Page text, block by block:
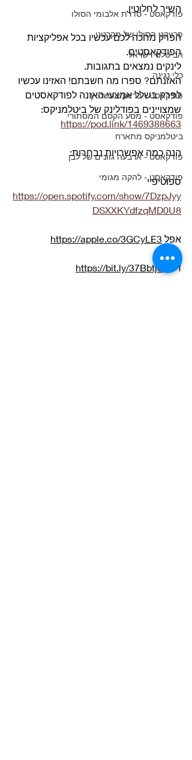
פודקאסט - סדרת אלבומי הסולו
פרויקט הסולו של מקרטני
הביטלס וישראל
כלי נגינה
פודקאסט - בריאן אפשטיין
פודקאסט - מסע הקסם המסתורי
ביטלמניקס מתארח
פודקאסט - ארבעה גוונים של לבן
פודקאסט - להקה מגומי
השיר לחלוטין.
הפרק מחכה לכם עכשיו בכל אפליקציות
הפודקאסטים.
לינקים נמצאים בתגובות.
האזנתם? ספרו מה חשבתם! האזינו עכשיו
לפרק בשלל אמצעי האזנה לפודקאסטים
שמצויינים בפודלינק של ביטלמניקס:
https://pod.link/1469388663
הנה כמה אפשרויות נבחרות:
ספוטיפיי
https://open.spotify.com/show/7DzpJyy
DSXXKYdfzqMD0U8
אפל https://apple.co/3GCyLE3
דיזר https://bit.ly/37Bbtje